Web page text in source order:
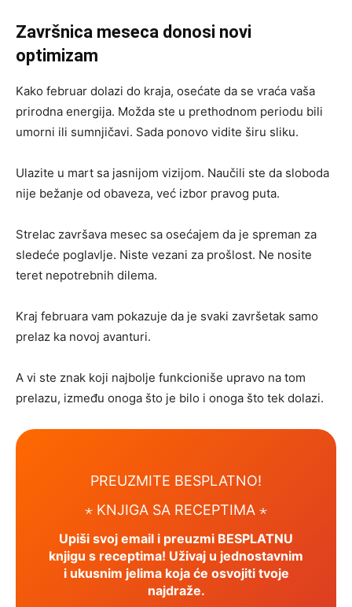
Završnica meseca donosi novi
optimizam
Kako februar dolazi do kraja, osećate da se vraća vaša
prirodna energija. Možda ste u prethodnom periodu bili
umorni ili sumnjičavi. Sada ponovo vidite širu sliku.
Ulazite u mart sa jasnijom vizijom. Naučili ste da sloboda
nije bežanje od obaveza, već izbor pravog puta.
Strelac završava mesec sa osećajem da je spreman za
sledeće poglavlje. Niste vezani za prošlost. Ne nosite
teret nepotrebnih dilema.
Kraj februara vam pokazuje da je svaki završetak samo
prelaz ka novoj avanturi.
A vi ste znak koji najbolje funkcioniše upravo na tom
prelazu, između onoga što je bilo i onoga što tek dolazi.
PREUZMITE BESPLATNO!
⋆ KNJIGA SA RECEPTIMA ⋆
Upiši svoj email i preuzmi BESPLATNU
knjigu s receptima! Uživaj u jednostavnim
i ukusnim jelima koja će osvojiti tvoje
najdraže.